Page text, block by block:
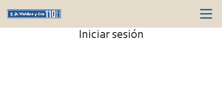
Iniciar sesión